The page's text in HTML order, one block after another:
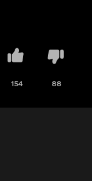
154 88